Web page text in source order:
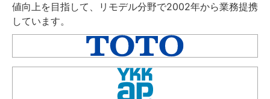
値向上を目指して、リモデル分野で2002年から業務提携
しています。